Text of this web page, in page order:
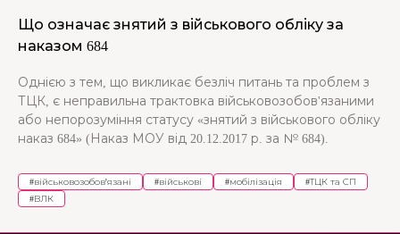
Що означає знятий з військового обліку за
наказом 684
Однією з тем, що викликає безліч питань та проблем з
ТЦК, є неправильна трактовка військовозобов'язаними
або непорозуміння статусу «знятий з військового обліку
наказ 684» (Наказ МОУ від 20.12.2017 р. за № 684).
#військовозобов'язані #військові #мобілізація #ТЦК та СП
#ВЛК